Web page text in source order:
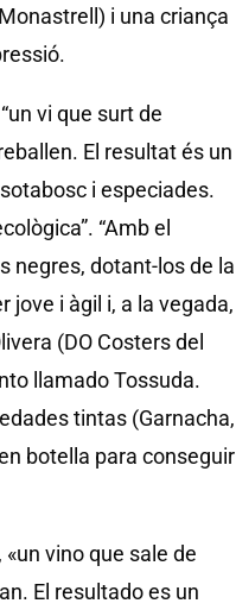
i una criança
vi que surt de
El resultat és un
i especiades.
“Amb el
negres, dotant-los de la
jove i àgil i, a la vegada,
(DO Costers del
llamado Tossuda.
tintas (Garnacha,
botella para conseguir
vino que sale de
El resultado es un